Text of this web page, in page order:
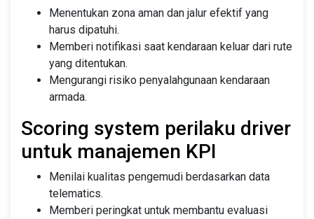
Menentukan zona aman dan jalur efektif yang
harus dipatuhi.
Memberi notifikasi saat kendaraan keluar dari rute
yang ditentukan.
Mengurangi risiko penyalahgunaan kendaraan
armada.
Scoring system perilaku driver
untuk manajemen KPI
Menilai kualitas pengemudi berdasarkan data
telematics.
Memberi peringkat untuk membantu evaluasi